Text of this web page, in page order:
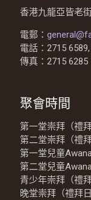
香港九龍亞皆老
電郵：
電話：2715
傳真：2715 6285
聚會時間
第一堂崇拜（禮
第二堂崇拜（禮
第一堂兒童
第二堂兒童
青少年崇拜（禮
晚堂崇拜（禮拜